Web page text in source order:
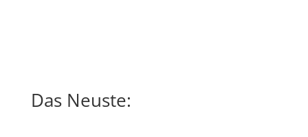
Das Neuste: